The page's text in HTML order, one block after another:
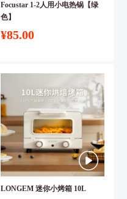
Focustar 1-2人用小电热锅【绿
色】
¥85.00
LONGEM 迷你小烤箱 10L